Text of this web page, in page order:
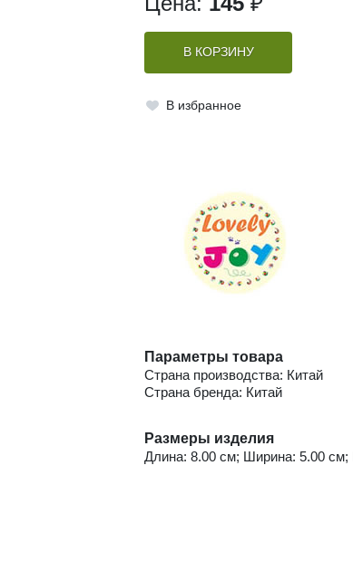
В КОРЗИНУ
В избранное
Параметры товара
Страна производства: Китай
Страна бренда: Китай
Размеры изделия
Длина: 8.00 см; Ширина: 5.00 см;